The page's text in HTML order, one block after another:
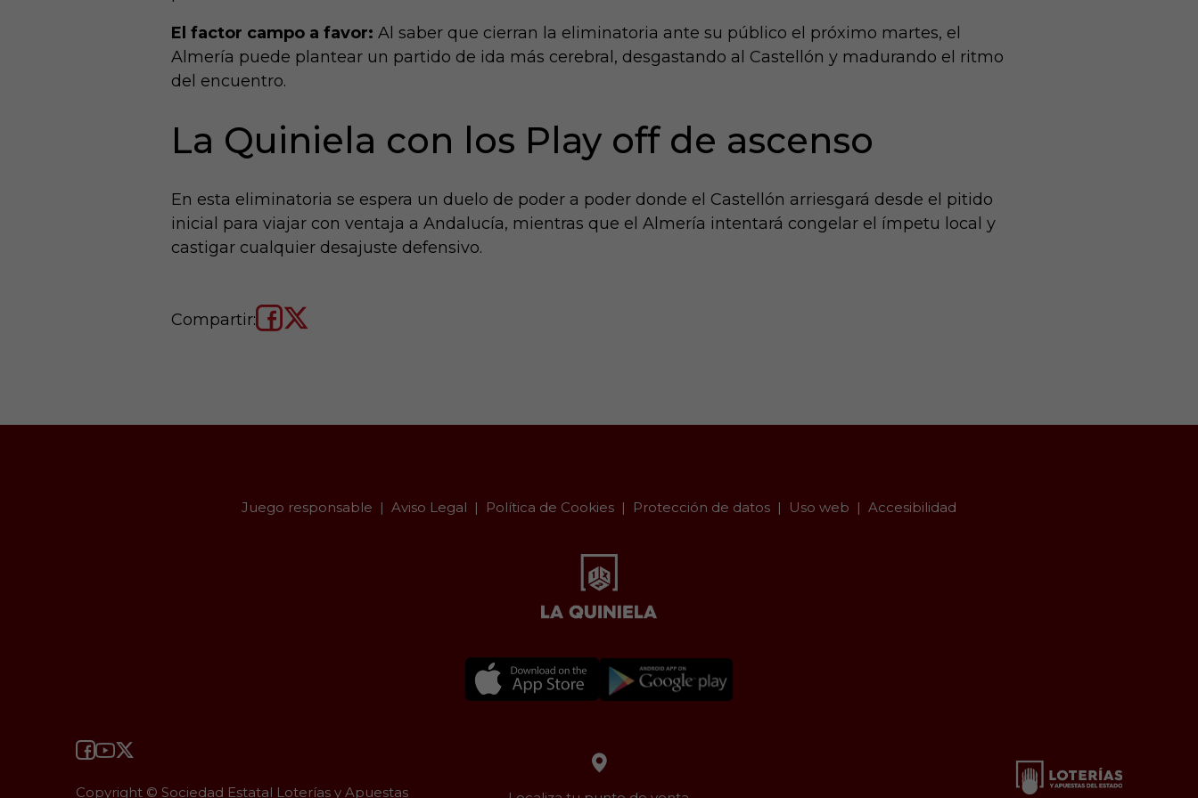
El factor campo a favor: Al saber que cierran la eliminatoria ante su público el próximo martes, el
Almería puede plantear un partido de ida más cerebral, desgastando al Castellón y madurando el ritmo
del encuentro.
La Quiniela con los Play off de ascenso
En esta eliminatoria se espera un duelo de poder a poder donde el Castellón arriesgará desde el pitido
inicial para viajar con ventaja a Andalucía, mientras que el Almería intentará congelar el ímpetu local y
castigar cualquier desajuste defensivo.
Compartir:
Juego responsable Aviso Legal Política de Cookies Protección de datos Uso web Accesibilidad
Copyright © Sociedad Estatal Loterías y Apuestas